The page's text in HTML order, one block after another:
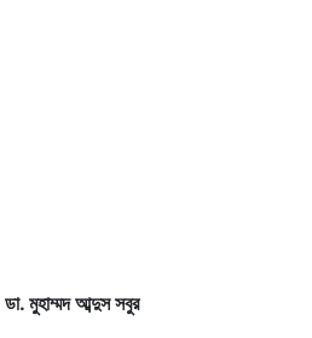
ডা. মুহাম্মদ আব্দুস সবুর